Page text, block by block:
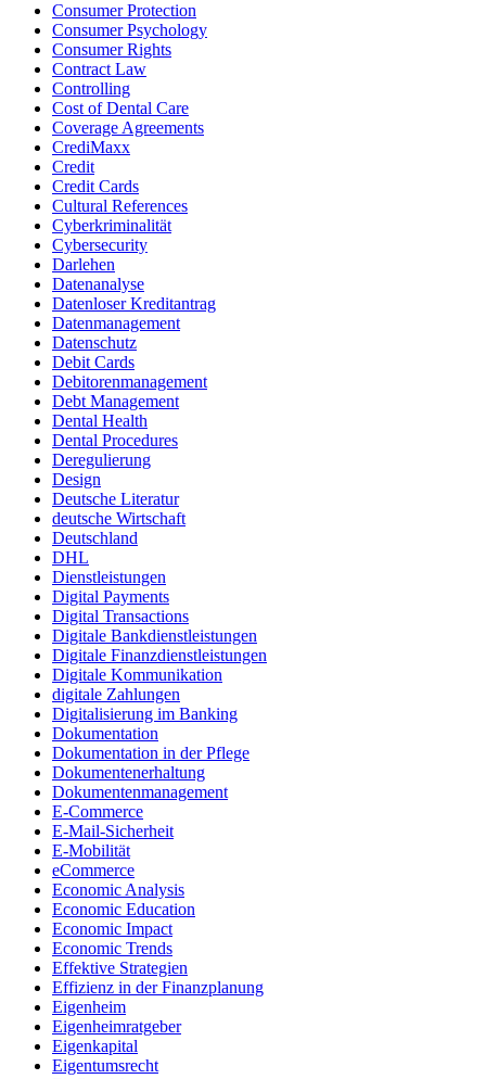
Consumer Protection
Consumer Psychology
Consumer Rights
Contract Law
Controlling
Cost of Dental Care
Coverage Agreements
CrediMaxx
Credit
Credit Cards
Cultural References
Cyberkriminalität
Cybersecurity
Darlehen
Datenanalyse
Datenloser Kreditantrag
Datenmanagement
Datenschutz
Debit Cards
Debitorenmanagement
Debt Management
Dental Health
Dental Procedures
Deregulierung
Design
Deutsche Literatur
deutsche Wirtschaft
Deutschland
DHL
Dienstleistungen
Digital Payments
Digital Transactions
Digitale Bankdienstleistungen
Digitale Finanzdienstleistungen
Digitale Kommunikation
digitale Zahlungen
Digitalisierung im Banking
Dokumentation
Dokumentation in der Pflege
Dokumentenerhaltung
Dokumentenmanagement
E-Commerce
E-Mail-Sicherheit
E-Mobilität
eCommerce
Economic Analysis
Economic Education
Economic Impact
Economic Trends
Effektive Strategien
Effizienz in der Finanzplanung
Eigenheim
Eigenheimratgeber
Eigenkapital
Eigentumsrecht